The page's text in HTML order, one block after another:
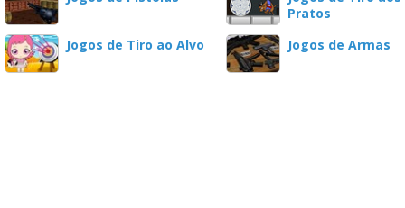
Pratos
Jogos de Tiro ao Alvo
Jogos de Armas